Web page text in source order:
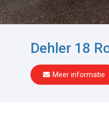
Dehler 18
Meer informatie